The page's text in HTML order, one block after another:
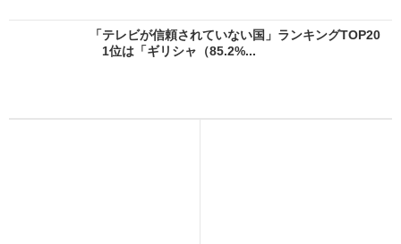
「テレビが信頼されていない国」ランキングTOP20
1位は「ギリシャ（85.2%...